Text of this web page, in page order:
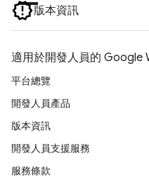
版本資訊
適用於開發人員的 Google
平台總覽
開發人員產品
版本資訊
開發人員支援服務
服務條款